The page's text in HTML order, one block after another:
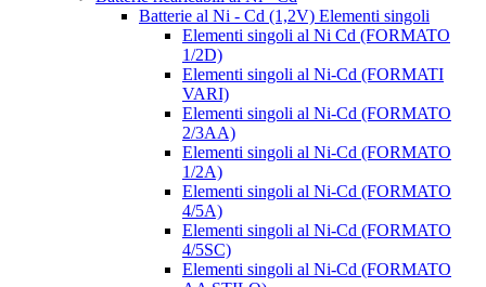
Batterie al Ni - Cd (1,2V) Elementi singoli
Elementi singoli al Ni Cd (FORMATO
1/2D)
Elementi singoli al Ni-Cd (FORMATI
VARI)
Elementi singoli al Ni-Cd (FORMATO
2/3AA)
Elementi singoli al Ni-Cd (FORMATO
1/2A)
Elementi singoli al Ni-Cd (FORMATO
4/5A)
Elementi singoli al Ni-Cd (FORMATO
4/5SC)
Elementi singoli al Ni-Cd (FORMATO